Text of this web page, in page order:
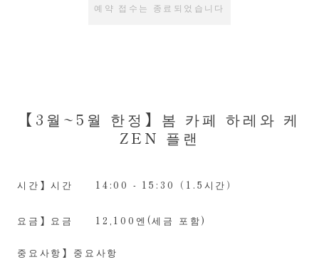
예약 접수는 종료되었습니다
【3월~5월 한정】봄 카페 하레와 케
ZEN 플랜
시간】시간 14:00 - 15:30（1.5시간）
요금】요금 12,100엔(세금 포함)
중요사항】중요사항